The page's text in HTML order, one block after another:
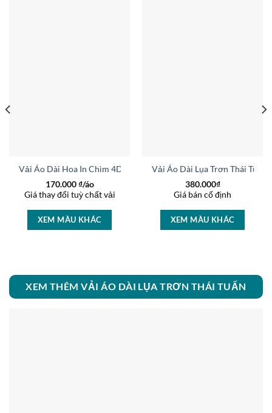
Vải Áo Dài Hoa In Chìm 4D Độc Đáo AD BT074
170.000₫/áo
Giá thay đổi tuỳ chất vải
XEM MÀU KHÁC
Vải Áo Dài Lụa Trơn Thái Tuấn
380.000₫
Giá bán cố định
XEM MÀU KHÁC
Tuấn Độc Đáo AD
XEM THÊM VẢI ÁO DÀI LỤA TRƠN THÁI TUẤN